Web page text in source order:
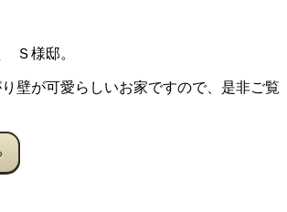
Ｓ様邸。
壁が可愛らしいお家ですので、是非ご覧